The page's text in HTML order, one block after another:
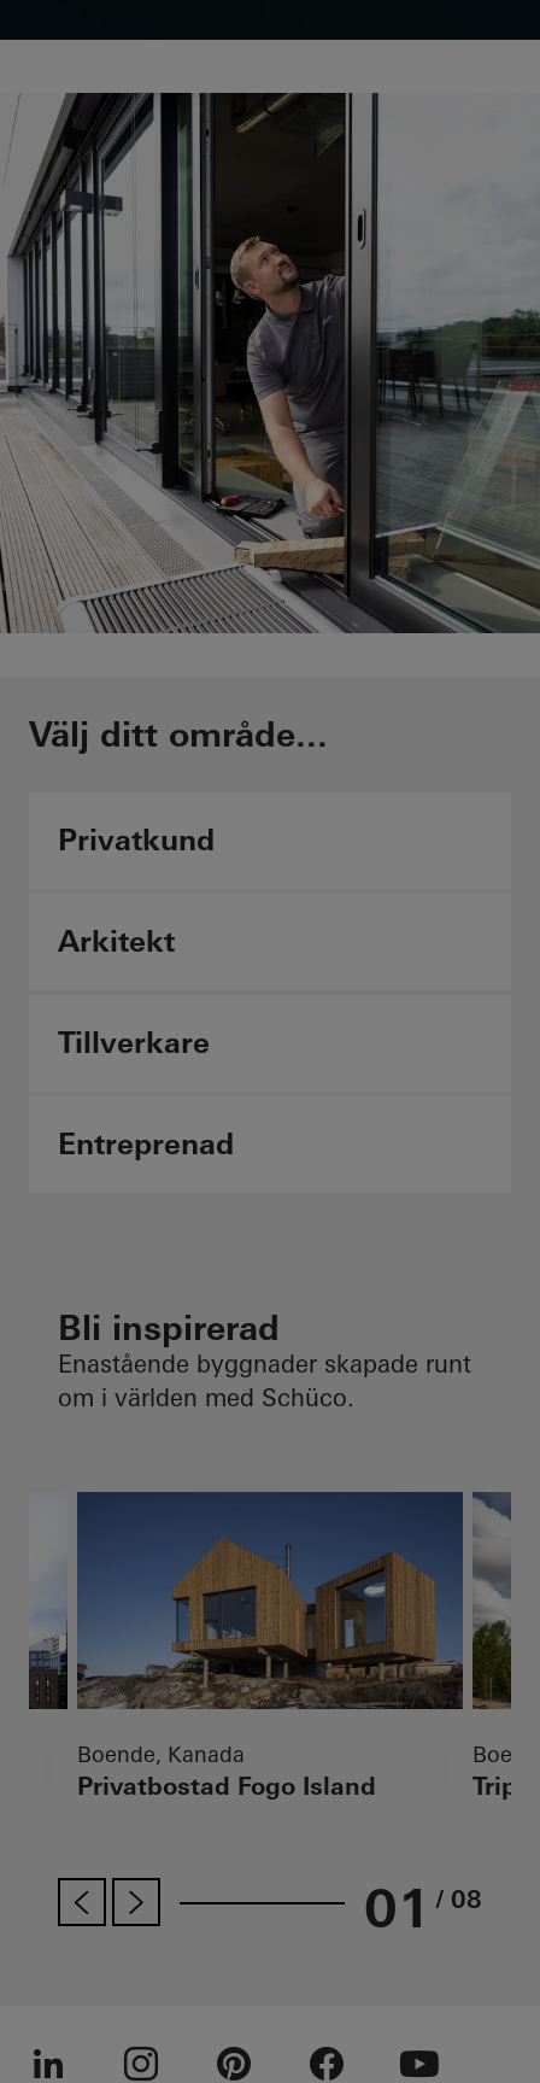
Minimera CO₂ i byggnadens
klimatskal
Schüco Carbon Control
Schüco-partner i Sverige
Välj ditt område...
Privatkund
Arkitekt
Tillverkare
Entreprenad
Bli inspirerad
Enastående byggnader skapade runt
om i världen med Schüco.
Boende, Kanada
Privatbostad Fogo Island
01 / 08